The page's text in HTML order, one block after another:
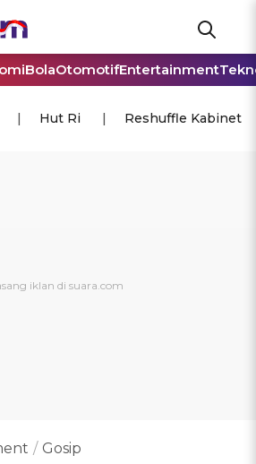
BolaOtomotifEntertainment
Hut Ri Reshuffle Kabinet
Gosip